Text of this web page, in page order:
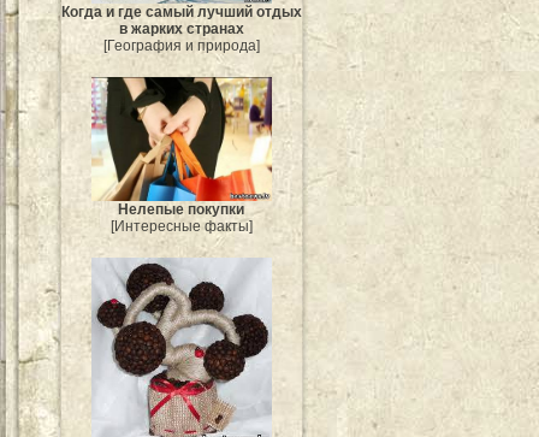
Когда и где самый лучший отдых
в жарких странах
[География и природа]
Нелепые покупки
[Интересные факты]